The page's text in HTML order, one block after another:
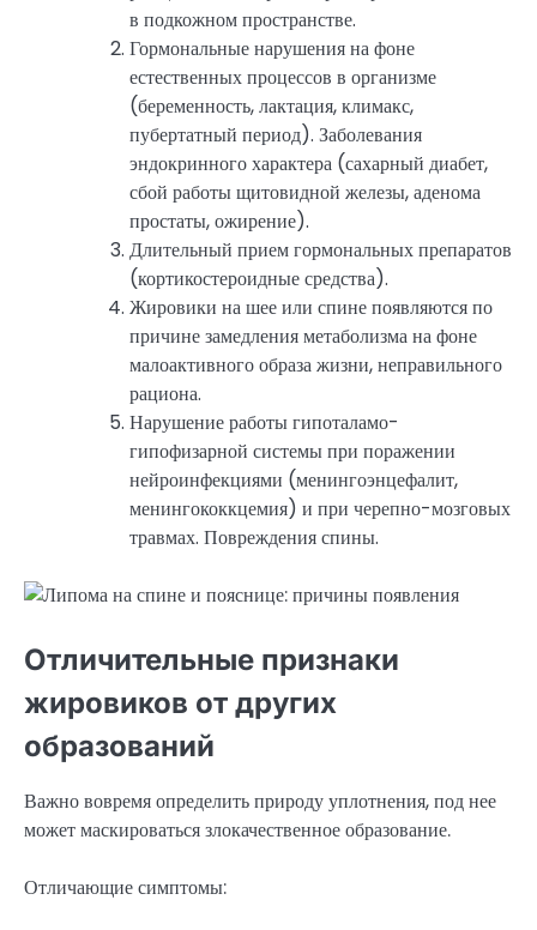
в подкожном пространстве.
Гормональные нарушения на фоне
естественных процессов в организме
(беременность, лактация, климакс,
пубертатный период). Заболевания
эндокринного характера (сахарный диабет,
сбой работы щитовидной железы, аденома
простаты, ожирение).
Длительный прием гормональных препаратов
(кортикостероидные средства).
Жировики на шее или спине появляются по
причине замедления метаболизма на фоне
малоактивного образа жизни, неправильного
рациона.
Нарушение работы гипоталамо-
гипофизарной системы при поражении
нейроинфекциями (менингоэнцефалит,
менингококкцемия) и при черепно-мозговых
травмах. Повреждения спины.
Отличительные признаки
жировиков от других
образований
Важно вовремя определить природу уплотнения, под нее
может маскироваться злокачественное образование.
Отличающие симптомы: